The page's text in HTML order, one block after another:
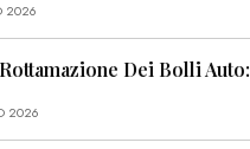
2026
Dei Bolli Auto:
2026